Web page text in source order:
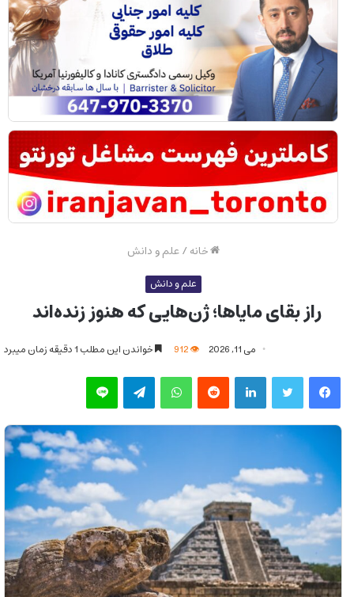
خانه/علم و دانش
علم و دانش
راز بقای مایاها؛ ژن‌هایی که هنوز زنده‌اند
می 11, 2026 خواندن این مطلب 1 دقیقه زمان میبرد
فیس بوک توییتر لینکدین‫رددیت واتس آپ تلگرام لاین